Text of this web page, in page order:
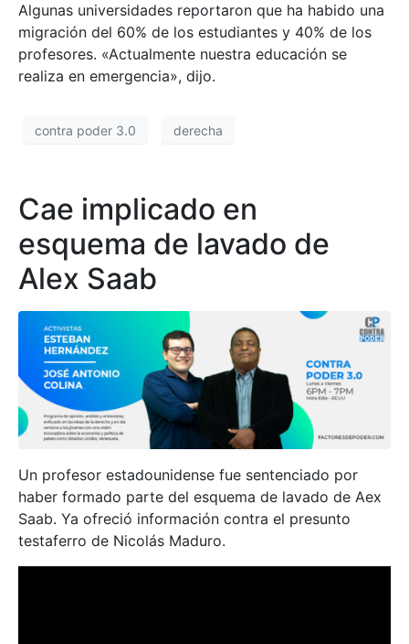
Algunas universidades reportaron que ha habido una
migración del 60% de los estudiantes y 40% de los
profesores. «Actualmente nuestra educación se
realiza en emergencia», dijo.
contra poder 3.0 derecha
Cae implicado en
esquema de lavado de
Alex Saab
Un profesor estadounidense fue sentenciado por
haber formado parte del esquema de lavado de Aex
Saab. Ya ofreció información contra el presunto
testaferro de Nicolás Maduro.